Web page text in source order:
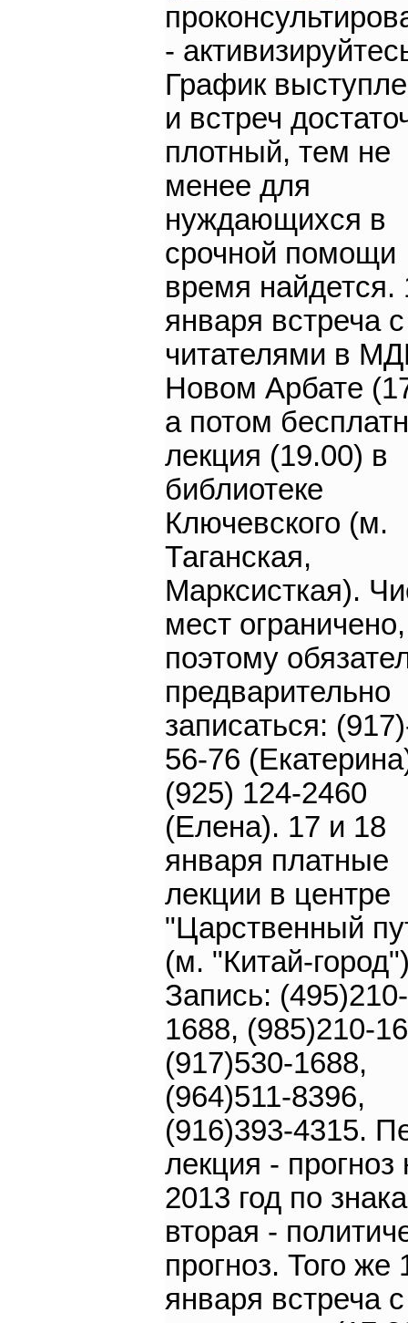
-
График
и встреч
плотный, тем не
менее для
нуждающихся в
срочной помощи
время найдется.
января встреча с
читателями в
Новом Арбате
а потом
лекция (19.00) в
библиотеке
Ключевского (м.
Таганская,
Марксисткая).
мест ограничено,
поэтому
предварительно
записаться:
56-76
(925) 124-2460
(Елена). 17 и 18
января платные
лекции в центре
"Царственный
(м. "Китай-
Запись: (495)210-
1688, (985)210-
(917)530-1688,
(964)511-8396,
(916)393-4315.
лекция - прогноз
2013 год по
вторая -
прогноз. Того же
января встреча с